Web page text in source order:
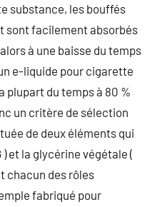
substance, les bouffés
sont facilement absorbés
à une baisse du temps
e-liquide pour cigarette
plupart du temps à 80 %
un critère de sélection
de deux éléments qui
et la glycérine végétale (
chacun des rôles
fabriqué pour